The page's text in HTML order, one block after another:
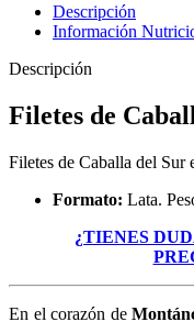
Descripción
Información
Descripción
Filetes de
Filetes de Caballa del Sur
Formato: Lata.
¿TIENES
En el corazón de